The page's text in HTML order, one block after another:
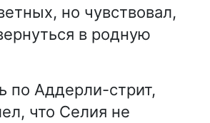
но чувствовал,
в родную
по Аддерли-стрит,
что Селия не